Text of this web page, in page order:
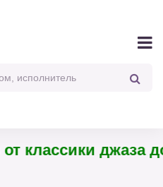
классики джаза до